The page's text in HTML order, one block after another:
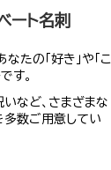
ート名刺
たの「好き」や「こ
す。
など、さまざまな
多数ご用意してい